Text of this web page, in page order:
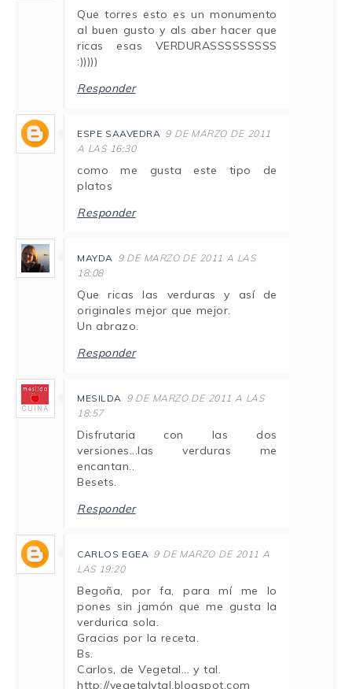
Que torres esto es un monumento
al buen gusto y als aber hacer que
ricas esas VERDURASSSSSSSSS
:)))))
Responder
ESPE SAAVEDRA 9 DE MARZO DE 2011
A LAS 16:30
como me gusta este tipo de
platos
Responder
MAYDA 9 DE MARZO DE 2011 A LAS
18:08
Que ricas las verduras y así de
originales mejor que mejor.
Un abrazo.
Responder
MESILDA 9 DE MARZO DE 2011 A LAS
18:57
Disfrutaria con las dos
versiones...las verduras me
encantan..
Besets.
Responder
CARLOS EGEA 9 DE MARZO DE 2011 A
LAS 19:20
Begoña, por fa, para mí me lo
pones sin jamón que me gusta la
verdurica sola.
Gracias por la receta.
Bs.
Carlos, de Vegetal... y tal.
http://vegetalytal.blogspot.com